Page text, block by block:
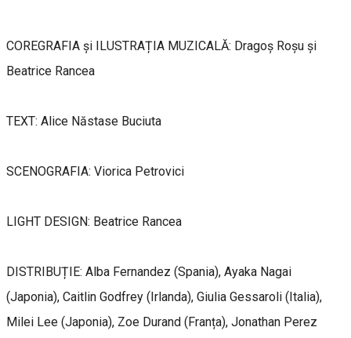
COREGRAFIA și ILUSTRAȚIA MUZICALĂ: Dragoș Roșu și
Beatrice Rancea
TEXT: Alice Năstase Buciuta
SCENOGRAFIA: Viorica Petrovici
LIGHT DESIGN: Beatrice Rancea
DISTRIBUȚIE: Alba Fernandez (Spania), Ayaka Nagai
(Japonia), Caitlin Godfrey (Irlanda), Giulia Gessaroli (Italia),
Milei Lee (Japonia), Zoe Durand (Franța), Jonathan Perez